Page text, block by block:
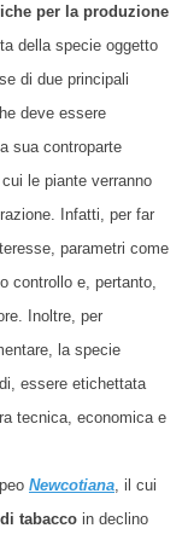
per la produzione
della specie oggetto
di due principali
deve essere
sua controparte
le piante verranno
Infatti, per far
parametri come
controllo e, pertanto,
Inoltre, per
la specie
essere etichettata
tecnica, economica e
Newcotiana , il cui
tabacco in declino